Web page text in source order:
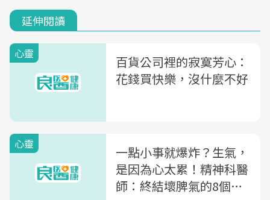
延伸閱讀
心靈
百貨公司裡的寂寞芳心：
花錢買快樂，沒什麼不好
心靈
一點小事就爆炸？生氣，
是因為心太累！精神科醫
師：終結壞脾氣的8個方